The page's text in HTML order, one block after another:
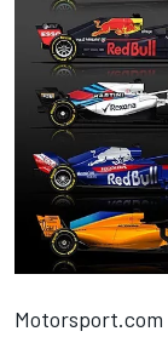
Motorsport.com